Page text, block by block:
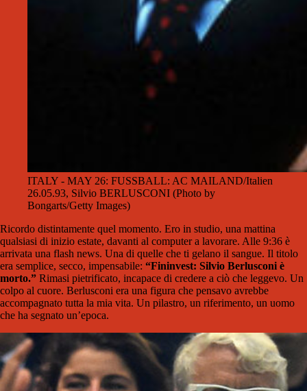
ITALY - MAY 26: FUSSBALL: AC MAILAND/Italien
26.05.93, Silvio BERLUSCONI (Photo by
Bongarts/Getty Images)
Ricordo distintamente quel momento. Ero in studio, una mattina
qualsiasi di inizio estate, davanti al computer a lavorare. Alle 9:36 è
arrivata una flash news. Una di quelle che ti gelano il sangue. Il titolo
era semplice, secco, impensabile: “Fininvest: Silvio Berlusconi è
morto.” Rimasi pietrificato, incapace di credere a ciò che leggevo. Un
colpo al cuore. Berlusconi era una figura che pensavo avrebbe
accompagnato tutta la mia vita. Un pilastro, un riferimento, un uomo
che ha segnato un’epoca.